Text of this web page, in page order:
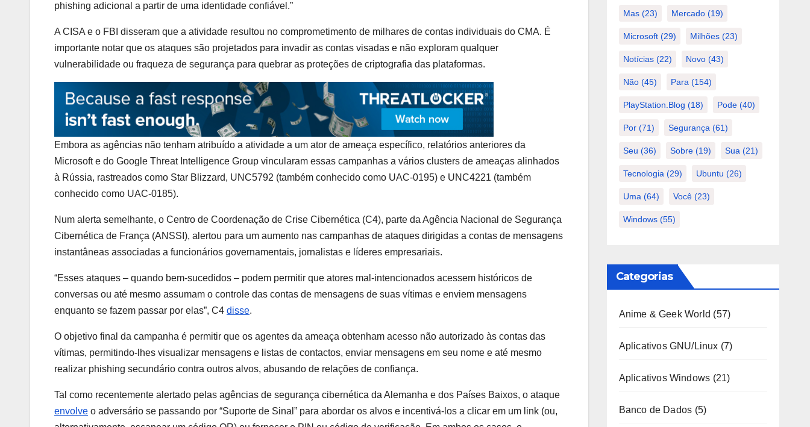
phishing adicional a partir de uma identidade confiável.”
A CISA e o FBI disseram que a atividade resultou no comprometimento de milhares de contas individuais do CMA. É
importante notar que os ataques são projetados para invadir as contas visadas e não exploram qualquer
vulnerabilidade ou fraqueza de segurança para quebrar as proteções de criptografia das plataformas.
Embora as agências não tenham atribuído a atividade a um ator de ameaça específico, relatórios anteriores da
Microsoft e do Google Threat Intelligence Group vincularam essas campanhas a vários clusters de ameaças alinhados
à Rússia, rastreados como Star Blizzard, UNC5792 (também conhecido como UAC-0195) e UNC4221 (também
conhecido como UAC-0185).
Num alerta semelhante, o Centro de Coordenação de Crise Cibernética (C4), parte da Agência Nacional de Segurança
Cibernética de França (ANSSI), alertou para um aumento nas campanhas de ataques dirigidas a contas de mensagens
instantâneas associadas a funcionários governamentais, jornalistas e líderes empresariais.
“Esses ataques – quando bem-sucedidos – podem permitir que atores mal-intencionados acessem históricos de
conversas ou até mesmo assumam o controle das contas de mensagens de suas vítimas e enviem mensagens
enquanto se fazem passar por elas”, C4 disse.
O objetivo final da campanha é permitir que os agentes da ameaça obtenham acesso não autorizado às contas das
vítimas, permitindo-lhes visualizar mensagens e listas de contactos, enviar mensagens em seu nome e até mesmo
realizar phishing secundário contra outros alvos, abusando de relações de confiança.
Tal como recentemente alertado pelas agências de segurança cibernética da Alemanha e dos Países Baixos, o ataque
envolve o adversário se passando por “Suporte de Sinal” para abordar os alvos e incentivá-los a clicar em um link (ou,
Mas(23) Mercado(19)
Microsoft(29) Milhões(23)
Notícias(22) Novo(43)
Não(45) Para (154)
PlayStation.Blog (18) Pode(40)
Por(71) Segurança (61)
Seu (36) Sobre(19) Sua (21)
Tecnologia (29) Ubuntu (26)
Uma (64) Você(23)
Windows(55)
Categorias
Anime & Geek World (57)
Aplicativos GNU/Linux (7)
Aplicativos Windows (21)
Banco de Dados (5)